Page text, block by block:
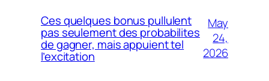
Ces quelques bonus pullulent
pas seulement des probabilites
de gagner, mais appuient tel
l’excitation
May
24,
2026